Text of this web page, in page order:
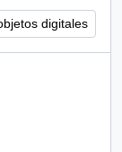
digitales